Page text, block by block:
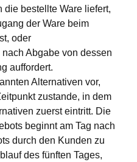
die bestellte Ware liefert,
der Ware beim
oder
Abgabe von dessen
auffordert.
Alternativen vor,
zustande, in dem
zuerst eintritt. Die
beginnt am Tag nach
durch den Kunden zu
des fünften Tages,